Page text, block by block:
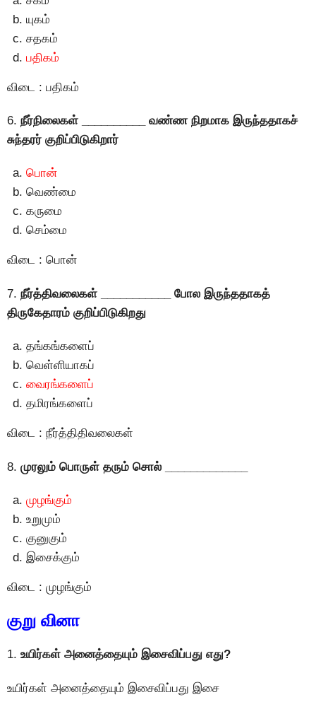
யுகம்
சதகம்
பதிகம்
விடை : பதிகம்
6. நீர்நிலைகள் __________ வண்ண நிறமாக இருந்ததாகச்
சுந்தரர் குறிப்பிடுகிறார்
பொன்
வெண்மை
கருமை
செம்மை
விடை : பொன்
7. நீர்த்திவலைகள் ___________ போல இருந்ததாகத்
திருகேதாரம் குறிப்பிடுகிறது
தங்கங்களைப்
வெள்ளியாகப்
வைரங்களைப்
தமிரங்களைப்
விடை : நீர்த்திதிவலைகள்
8. முரலும் பொருள் தரும் சொல் _____________
முழங்கும்
உறுமும்
குனுகும்
இசைக்கும்
விடை : முழங்கும்
குறு வினா
1. உயிர்கள் அனைத்தையும் இசைவிப்பது எது?
உயிர்கள் அனைத்தையும் இசைவிப்பது இசை